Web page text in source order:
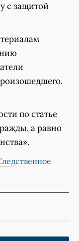
с защитой
по статье
а равно